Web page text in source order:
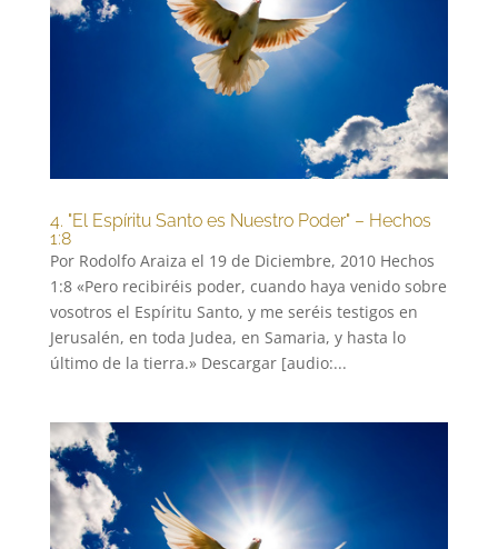
4. "El Espíritu Santo es Nuestro Poder" – Hechos
1:8
Por Rodolfo Araiza el 19 de Diciembre, 2010 Hechos
1:8 «Pero recibiréis poder, cuando haya venido sobre
vosotros el Espíritu Santo, y me seréis testigos en
Jerusalén, en toda Judea, en Samaria, y hasta lo
último de la tierra.» Descargar [audio:...